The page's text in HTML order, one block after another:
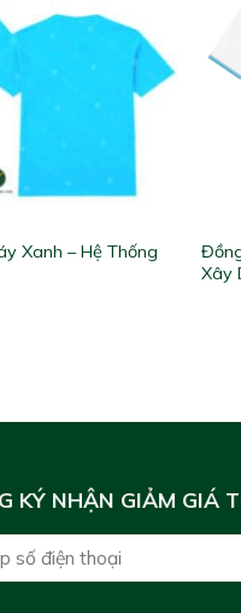
Xanh – Hệ Thống
Xây
KÝ NHẬN GIẢM GIÁ